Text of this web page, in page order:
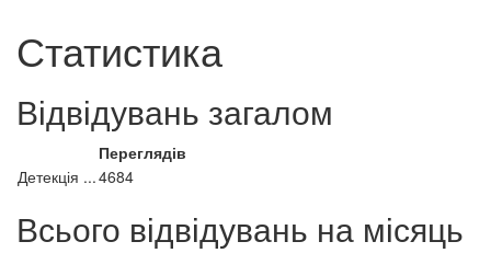
Статистика
Відвідувань загалом
Переглядів
Детекція ...4684
Всього відвідувань на місяць